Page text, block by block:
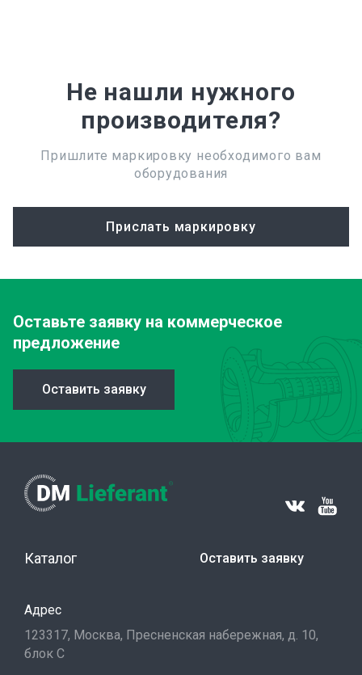
Не нашли нужного
производителя?
Пришлите маркировку необходимого вам
оборудования
Прислать маркировку
Оставьте заявку на коммерческое
предложение
Оставить заявку
Каталог Оставить заявку
Адрес
123317, Москва, Пресненская набережная, д. 10,
блок С